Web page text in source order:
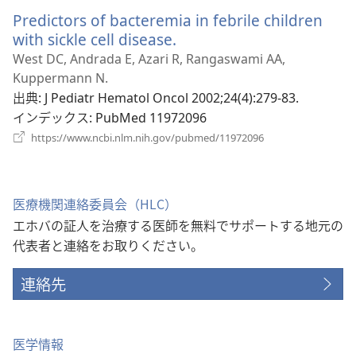
く）
タ
開
Predictors of bacteremia in febrile children
with sickle cell disease.
し
タ
ブ
で
West DC, Andrada E, Azari R, Rangaswami AA,
Kuppermann N.
出典‎: J Pediatr Hematol Oncol 2002;24(4):279-83.
インデックス‎: PubMed 11972096
https://www.ncbi.nlm.nih.gov/pubmed/11972096
開
医療機関連絡委員会（HLC）
エホバの証人を治療する医師を無料でサポートする地元の
代表者と連絡をお取りください。
連絡先
医学情報